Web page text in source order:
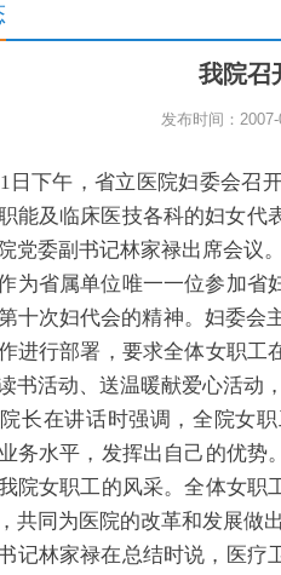
我院召
发布时间：
下午，省立医院妇委会召
能及临床医技各科的妇女代
党委副书记林家禄出席会议。
为省属单位唯一一位参加省
十次妇代会的精神。妇委会
进行部署，要求全体女职工
书活动、送温暖献爱心活动
长在讲话时强调，全院女
务水平，发挥出自己的优势
院女职工的风采。全体女职
共同为医院的改革和发展做出
记林家禄在总结时说，医疗